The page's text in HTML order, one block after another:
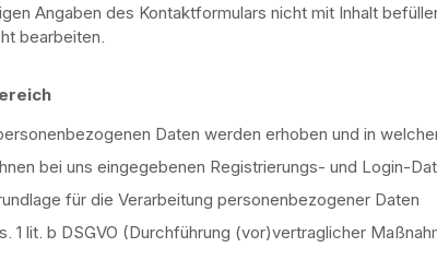
Angaben des Kontaktformulars nicht mit Inhalt
bearbeiten.
Daten werden erhoben und in
bei uns eingegebenen Registrierungs- und Login-
für die Verarbeitung personenbezogener Daten
1 lit. b DSGVO (Durchführung (vor)vertraglicher